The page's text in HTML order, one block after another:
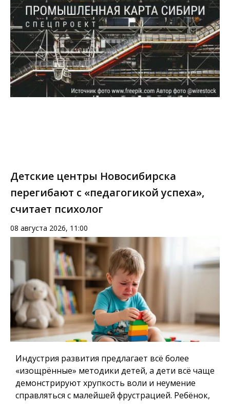
Детские центры Новосибирска
перегибают с «педагогикой успеха»,
считает психолог
08 августа 2026, 11:00
Индустрия развития предлагает всё более
«изощрённые» методики детей, а дети всё чаще
демонстрируют хрупкость воли и неумение
справляться с малейшей фрустрацией. Ребёнок,